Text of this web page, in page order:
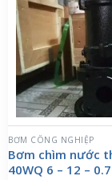
BƠM CÔNG NGHIỆP
Bơm chìm nước
40WQ 6 – 12 –